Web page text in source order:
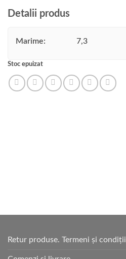
Detalii produs
Marime: 7,3
Stoc epuizat
Retur produse. Termeni și condiții